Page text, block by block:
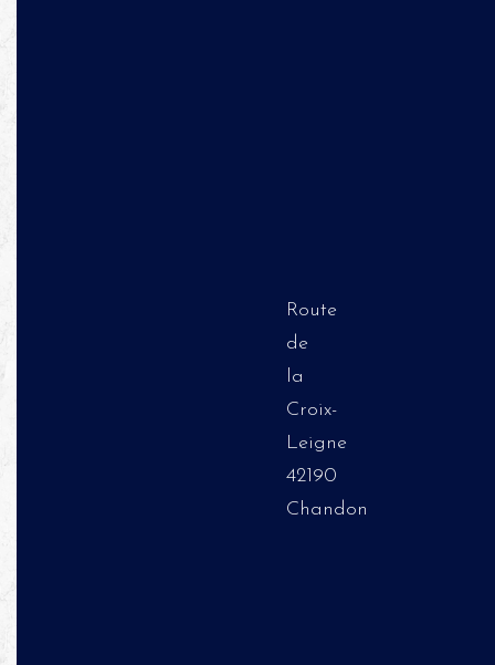
Route
de
la
Croix-
Leigne
42190
Chandon